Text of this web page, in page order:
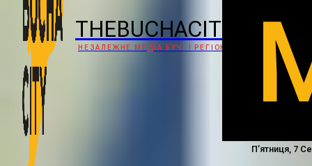
THEBUCHACITY
НЕЗАЛЕЖНЕ МЕДІА БУЧІ І РЕГІОНУ
П’ятниця, 7